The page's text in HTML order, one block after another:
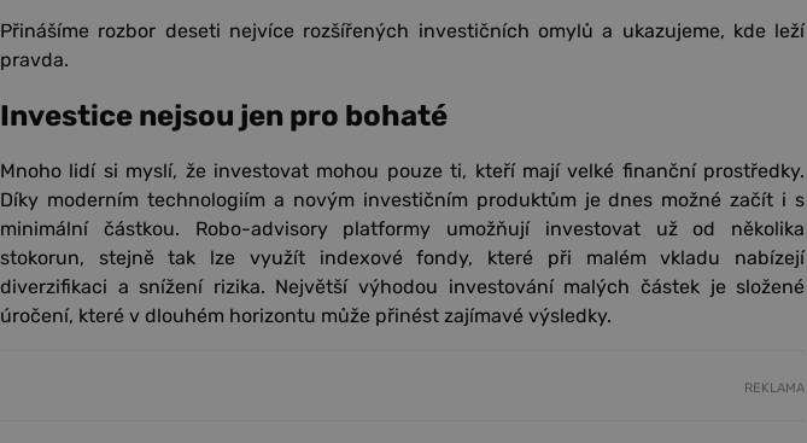
Přinášíme rozbor deseti nejvíce rozšířených investičních omylů a ukazujeme, kde leží
pravda.
Investice nejsou jen pro bohaté
Mnoho lidí si myslí, že investovat mohou pouze ti, kteří mají velké finanční prostředky.
Díky moderním technologiím a novým investičním produktům je dnes možné začít i s
minimální částkou. Robo-advisory platformy umožňují investovat už od několika
stokorun, stejně tak lze využít indexové fondy, které při malém vkladu nabízejí
diverzifikaci a snížení rizika. Největší výhodou investování malých částek je složené
úročení, které v dlouhém horizontu může přinést zajímavé výsledky.
REKLAMA